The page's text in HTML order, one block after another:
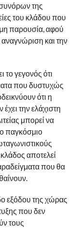
συνόρων της
του κλάδου που
παρουσία, αφού
και την
το γεγονός ότι
που δυστυχώς
ότι η
την ελάχιστη
μπορεί να
παγκόσμιο
αποτελεί
που θα
εξόδου της χώρας
που δεν
τους